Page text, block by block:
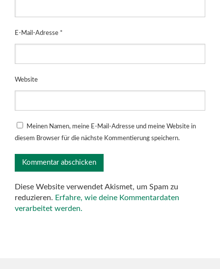
E-Mail-Adresse *
Website
Meinen Namen, meine E-Mail-Adresse und meine Website in
diesem Browser für die nächste Kommentierung speichern.
Diese Website verwendet Akismet, um Spam zu
reduzieren. Erfahre, wie deine Kommentardaten
verarbeitet werden.